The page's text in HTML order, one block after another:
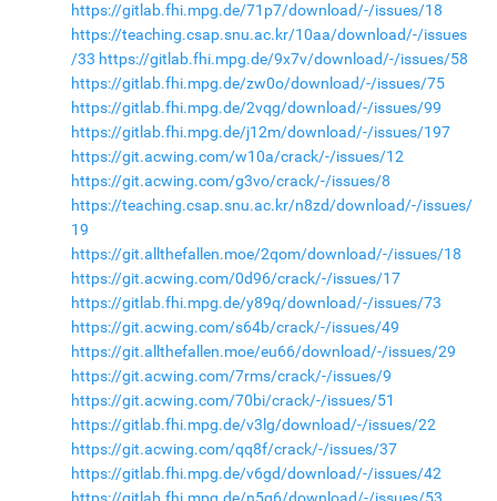
https://gitlab.fhi.mpg.de/71p7/download/-/issues/18
https://teaching.csap.snu.ac.kr/10aa/download/-/issues
/33 https://gitlab.fhi.mpg.de/9x7v/download/-/issues/58
https://gitlab.fhi.mpg.de/zw0o/download/-/issues/75
https://gitlab.fhi.mpg.de/2vqg/download/-/issues/99
https://gitlab.fhi.mpg.de/j12m/download/-/issues/197
https://git.acwing.com/w10a/crack/-/issues/12
https://git.acwing.com/g3vo/crack/-/issues/8
https://teaching.csap.snu.ac.kr/n8zd/download/-/issues/
19
https://git.allthefallen.moe/2qom/download/-/issues/18
https://git.acwing.com/0d96/crack/-/issues/17
https://gitlab.fhi.mpg.de/y89q/download/-/issues/73
https://git.acwing.com/s64b/crack/-/issues/49
https://git.allthefallen.moe/eu66/download/-/issues/29
https://git.acwing.com/7rms/crack/-/issues/9
https://git.acwing.com/70bi/crack/-/issues/51
https://gitlab.fhi.mpg.de/v3lg/download/-/issues/22
https://git.acwing.com/qq8f/crack/-/issues/37
https://gitlab.fhi.mpg.de/v6gd/download/-/issues/42